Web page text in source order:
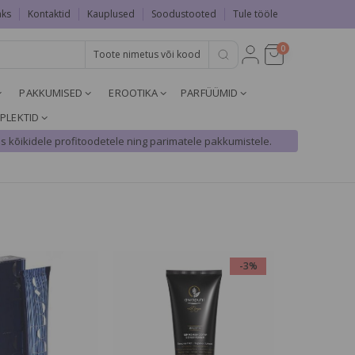
Kontaktid Kauplused Soodustooted Tule tööle
0
PAKKUMISED EROOTIKA
PARFÜÜMID
kõikidele profitoodetele ning parimatele pakkumistele.
-3%